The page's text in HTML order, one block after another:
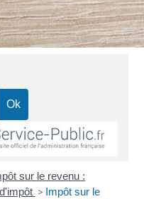
sur le revenu :
> Impôt sur le